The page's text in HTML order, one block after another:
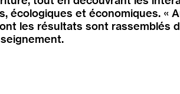
écologiques et économiques. «
les résultats sont rassemblés